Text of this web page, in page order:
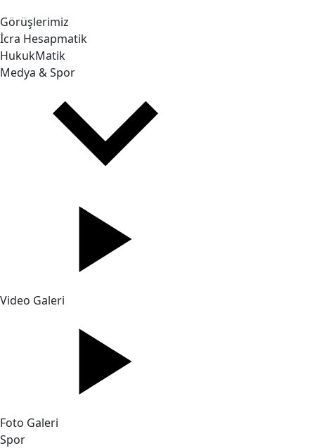
Görüşlerimiz
İcra Hesapmatik
HukukMatik
Medya & Spor
Video Galeri
Foto Galeri
Spor